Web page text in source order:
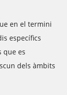
en el termini
específics
que es
dels àmbits